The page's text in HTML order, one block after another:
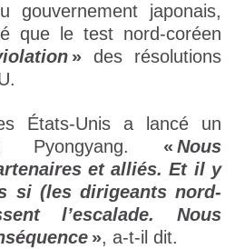
gouvernement japonais,
que le test nord-coréen
» des résolutions
États-Unis a lancé un
Pyongyang. « Nous
et alliés. Et il y
si (les dirigeants nord-
l’escalade. Nous
», a-t-il dit.